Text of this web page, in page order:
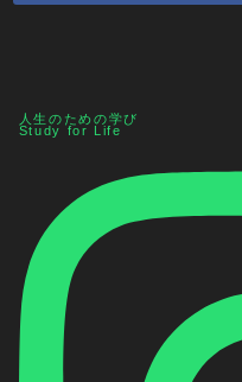
人生のための学び
Study for Life